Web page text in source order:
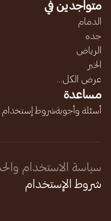
متواجدين في
الدمام
جده
الرياض
الخبر
عرض الكل...
مساعدة
أسئلة وأجوبةشروط إستخدام
سياسة الاستخدام
شروط الإستخدام